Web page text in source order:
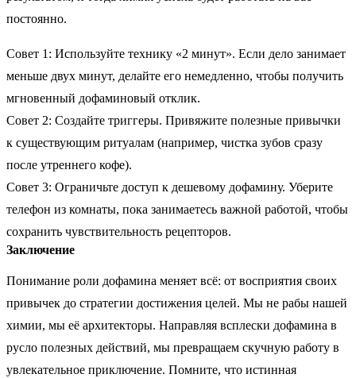
постоянно.
Совет 1: Используйте технику «2 минут». Если дело занимает
меньше двух минут, делайте его немедленно, чтобы получить
мгновенный дофаминовый отклик.
Совет 2: Создайте триггеры. Привяжите полезные привычки
к существующим ритуалам (например, чистка зубов сразу
после утреннего кофе).
Совет 3: Ограничьте доступ к дешевому дофамину. Уберите
телефон из комнаты, пока занимаетесь важной работой, чтобы
сохранить чувствительность рецепторов.
Заключение
Понимание роли дофамина меняет всё: от восприятия своих
привычек до стратегии достижения целей. Мы не рабы нашей
химии, мы её архитекторы. Направляя всплески дофамина в
русло полезных действий, мы превращаем скучную работу в
увлекательное приключение. Помните, что истинная